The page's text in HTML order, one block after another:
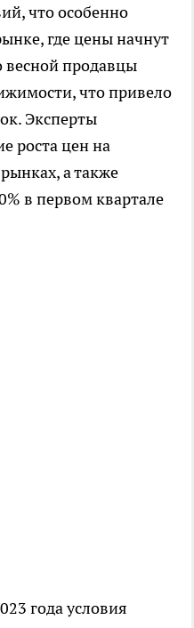
что особенно
где цены начнут
весной продавцы
что привело
Эксперты
роста цен на
а также
в первом квартале
года условия